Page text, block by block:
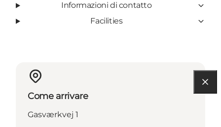
Informazioni di contatto
Facilities
Come arrivare
Gasværkvej 1